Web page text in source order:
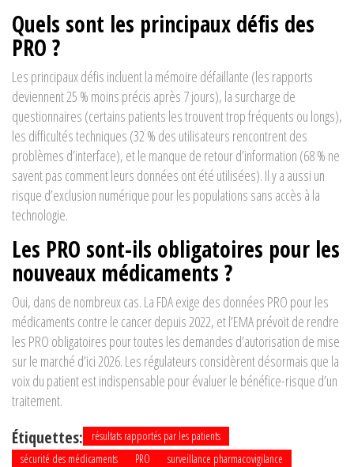
Quels sont les principaux défis des
PRO ?
Les principaux défis incluent la mémoire défaillante (les rapports
deviennent 25 % moins précis après 7 jours), la surcharge de
questionnaires (certains patients les trouvent trop fréquents ou longs),
les difficultés techniques (32 % des utilisateurs rencontrent des
problèmes d’interface), et le manque de retour d’information (68 % ne
savent pas comment leurs données ont été utilisées). Il y a aussi un
risque d’exclusion numérique pour les populations sans accès à la
technologie.
Les PRO sont-ils obligatoires pour les
nouveaux médicaments ?
Oui, dans de nombreux cas. La FDA exige des données PRO pour les
médicaments contre le cancer depuis 2022, et l’EMA prévoit de rendre
les PRO obligatoires pour toutes les demandes d’autorisation de mise
sur le marché d’ici 2026. Les régulateurs considèrent désormais que la
voix du patient est indispensable pour évaluer le bénéfice-risque d’un
traitement.
Étiquettes:
résultats rapportés par les patients
sécurité des médicaments
PRO
surveillance pharmacovigilance